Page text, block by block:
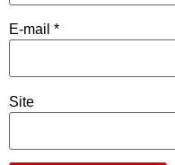
E-mail *
Site